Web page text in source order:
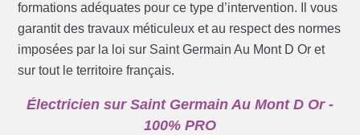
formations adéquates pour ce type d’intervention. Il vous
garantit des travaux méticuleux et au respect des normes
imposées par la loi sur Saint Germain Au Mont D Or et
sur tout le territoire français.
Électricien sur Saint Germain Au Mont D Or -
100% PRO